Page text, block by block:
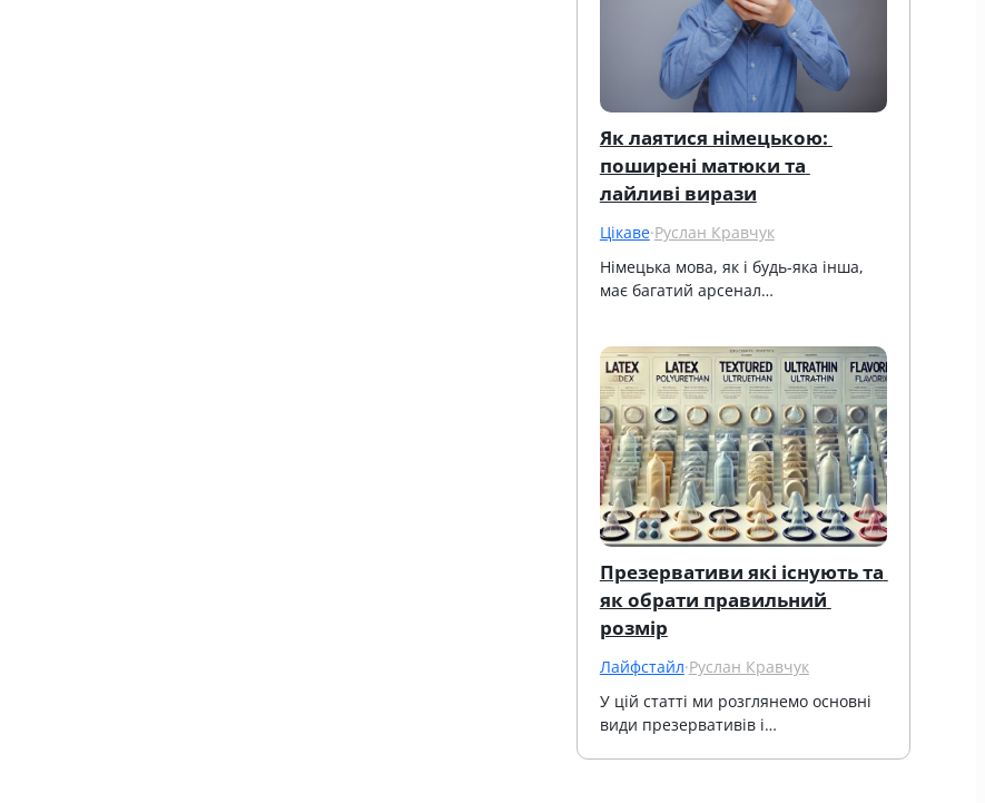
Як лаятися німецькою:
поширені матюки та
лайливі вирази
Цікаве·Руслан Кравчук
Німецька мова, як і будь-яка інша,
має багатий арсенал…
Презервативи які існують та
як обрати правильний
розмір
Лайфстайл·Руслан Кравчук
У цій статті ми розглянемо основні
види презервативів і…